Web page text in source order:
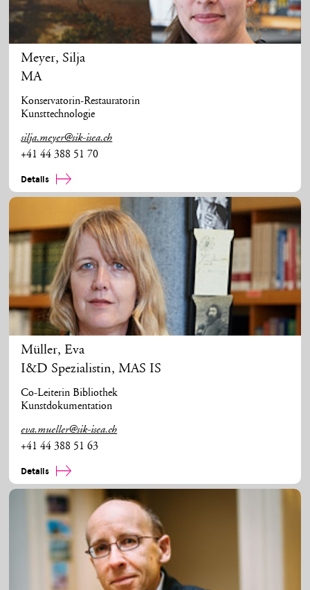
Meyer, Silja
MA
Konservatorin-Restauratorin
Kunsttechnologie
silja.meyer@sik-isea.ch
+41 44 388 51 70
Details
Müller,Eva
I&D Spezialistin, MAS IS
Co-Leiterin Bibliothek
Kunstdokumentation
eva.mueller@sik-isea.ch
+41 44 388 51 63
Details